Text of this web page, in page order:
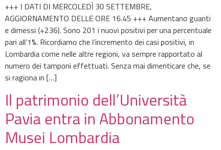
+++ I DATI DI MERCOLEDÌ 30 SETTEMBRE,
AGGIORNAMENTO DELLE ORE 16.45 +++ Aumentano guariti
e dimessi (+236). Sono 201 i nuovi positivi per una percentuale
pari all’1%. Ricordiamo che l’incremento dei casi positivi, in
Lombardia come nelle altre regioni, va sempre rapportato al
numero dei tamponi effettuati. Senza mai dimenticare che, se
si ragiona in […]
Il patrimonio dell’Università
Pavia entra in Abbonamento
Musei Lombardia